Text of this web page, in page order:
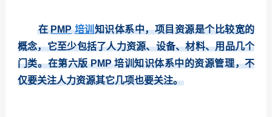
在 PMP 培训知识体系中，项目资源是个比较宽的
概念，它至少包括了人力资源、设备、材料、用品几个
门类。在第六版 PMP 培训知识体系中的资源管理，不
仅要关注人力资源其它几项也要关注。